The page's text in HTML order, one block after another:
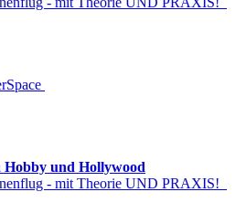
und Hollywood
- mit Theorie UND PRAXIS!